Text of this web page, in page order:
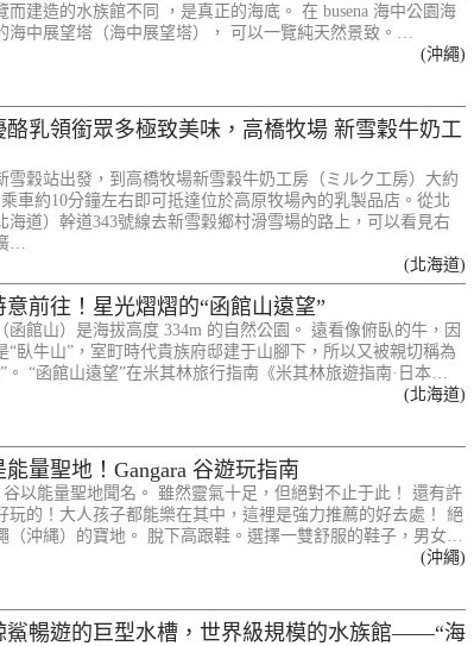
而建造的水族館不同 ，是真正的海底。 在 busena 海中公園海
海中展望塔（海中展望塔）， 可以一覽純天然景致。…
(沖繩)
酪乳領銜眾多極致美味，高橋牧場 新雪穀牛奶工
雪穀站出發，到高橋牧場新雪穀牛奶工房（ミルク工房）大約
車約10分鐘左右即可抵達位於高原牧場內的乳製品店。從北
海道）幹道343號線去新雪穀鄉村滑雪場的路上，可以看見右
…
(北海道)
意前往！星光熠熠的“函館山遠望”
函館山）是海拔高度 334m 的自然公園。 遠看像俯臥的牛，因
“臥牛山”，室町時代貴族府邸建于山腳下，所以又被親切稱為
。 “函館山遠望”在米其林旅行指南《米其林旅遊指南·日本…
(北海道)
能量聖地！Gangara 谷遊玩指南
谷以能量聖地聞名。 雖然靈氣十足，但絕對不止于此！ 還有許
玩的！大人孩子都能樂在其中，這裡是強力推薦的好去處！ 絕
（沖縄）的寶地。 脫下高跟鞋。選擇一雙舒服的鞋子，男女…
(沖繩)
鯊暢遊的巨型水槽，世界級規模的水族館——“海